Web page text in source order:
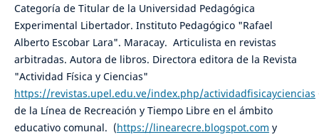
Categoría de Titular de la Universidad Pedagógica
Experimental Libertador. Instituto Pedagógico "Rafael
Alberto Escobar Lara". Maracay. Articulista en revistas
arbitradas. Autora de libros. Directora editora de la Revista
"Actividad Física y Ciencias"
https://revistas.upel.edu.ve/index.php/actividadfisicayciencias
de la Línea de Recreación y Tiempo Libre en el ámbito
educativo comunal. (https://linearecre.blogspot.com y